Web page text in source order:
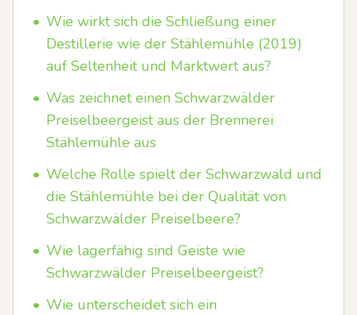
• Wie wirkt sich die Schließung einer
Destillerie wie der Stählemühle (2019)
auf Seltenheit und Marktwert aus?
• Was zeichnet einen Schwarzwälder
Preiselbeergeist aus der Brennerei
Stählemühle aus
• Welche Rolle spielt der Schwarzwald und
die Stählemühle bei der Qualität von
Schwarzwälder Preiselbeere?
• Wie lagerfähig sind Geiste wie
Schwarzwälder Preiselbeergeist?
• Wie unterscheidet sich ein